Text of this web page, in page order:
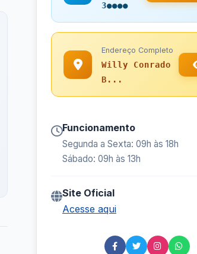
3●●●●
Endereço Completo
Willy Conrado
B...
Funcionamento
Segunda a Sexta: 09h às 18h
Sábado: 09h às 13h
Site Oficial
Acesse aqui